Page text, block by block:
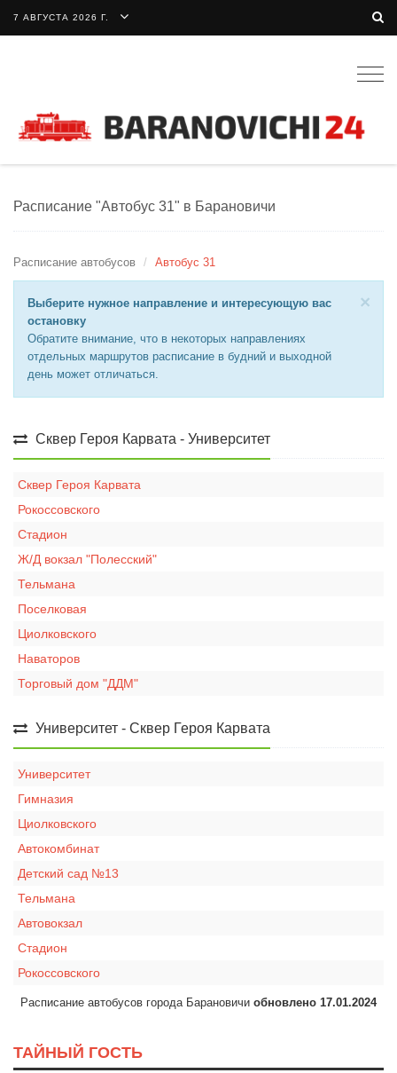
7 АВГУСТА 2026 Г.
Расписание "Автобус 31" в Барановичи
Расписание автобусов Автобус 31
×
Выберите нужное направление и интересующую вас
остановку
Обратите внимание, что в некоторых направлениях
отдельных маршрутов расписание в будний и выходной
день может отличаться.
Сквер Героя Карвата - Университет
Сквер Героя Карвата
Рокоссовского
Стадион
Ж/Д вокзал "Полесский"
Тельмана
Поселковая
Циолковского
Наваторов
Торговый дом "ДДМ"
Университет - Сквер Героя Карвата
Университет
Гимназия
Циолковского
Автокомбинат
Детский сад №13
Тельмана
Автовокзал
Стадион
Рокоссовского
Расписание автобусов города Барановичи обновлено 17.01.2024
ТАЙНЫЙ ГОСТЬ